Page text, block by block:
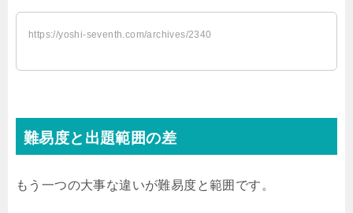
https://yoshi-seventh.com/archives/2340
難易度と出題範囲の差
もう一つの大事な違いが難易度と範囲です。